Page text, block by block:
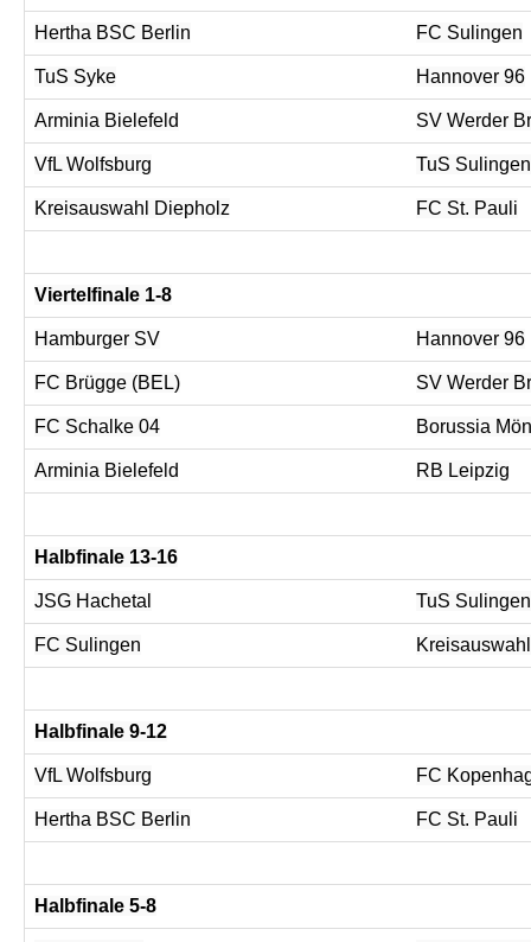
Hertha BSC Berlin FC Sulingen
TuS Syke Hannover 96
Arminia Bielefeld SV Werder
VfL Wolfsburg TuS Sulingen
Kreisauswahl Diepholz FC St. Pauli
Viertelfinale 1-8
Hamburger SV Hannover 96
FC Brügge (BEL) SV Werder
FC Schalke 04 Borussia
Arminia Bielefeld RB Leipzig
Halbfinale 13-16
JSG Hachetal TuS Sulingen
FC Sulingen
Halbfinale 9-12
VfL Wolfsburg FC
Hertha BSC Berlin FC St. Pauli
Halbfinale 5-8